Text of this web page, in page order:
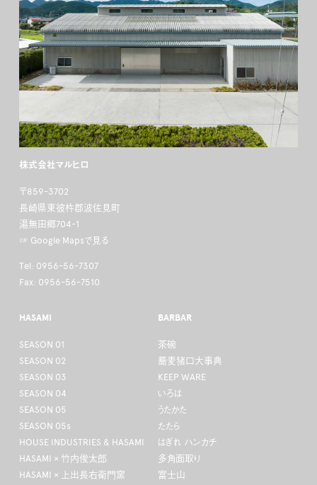
株式会社マルヒロ
〒859-3702
長崎県東彼杵郡波佐見町
湯無田郷704-1
☞ Google Mapsで見る
Tel: 0956-56-7307
Fax: 0956-56-7510
HASAMI
SEASON 01
SEASON 02
SEASON 03
SEASON 04
SEASON 05
SEASON 05s
HOUSE INDUSTRIES & HASAMI
HASAMI × 竹内俊太郎
HASAMI × 上出長右衛門窯
BARBAR
茶碗
蕎麦猪口大事典
KEEP WARE
いろは
うたかた
たたら
はぎれ ハンカチ
多角面取り
富士山